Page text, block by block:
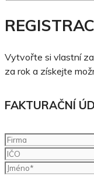
Vytvořte si vlastní
za rok a získejte
FAKTURAČNÍ